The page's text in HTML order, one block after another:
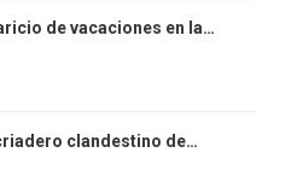
de vacaciones en la…
clandestino de…